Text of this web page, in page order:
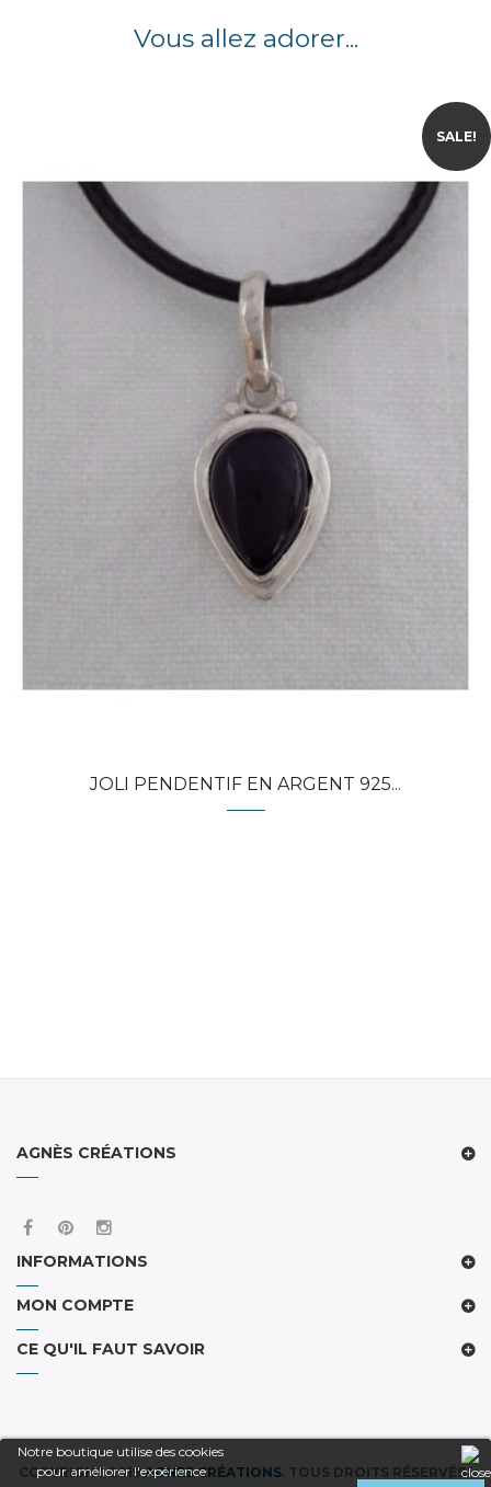
Notre boutique utilise des cookies
pour améliorer l'expérience
Vous allez adorer...
SALE!
Quick view
JOLI PENDENTIF EN ARGENT 925...
AGNÈS CRÉATIONS
INFORMATIONS
MON COMPTE
CE QU'IL FAUT SAVOIR
COPYRIGHT 2019AGNES CRÉATIONS. TOUS DROITS RÉSERVÉS.